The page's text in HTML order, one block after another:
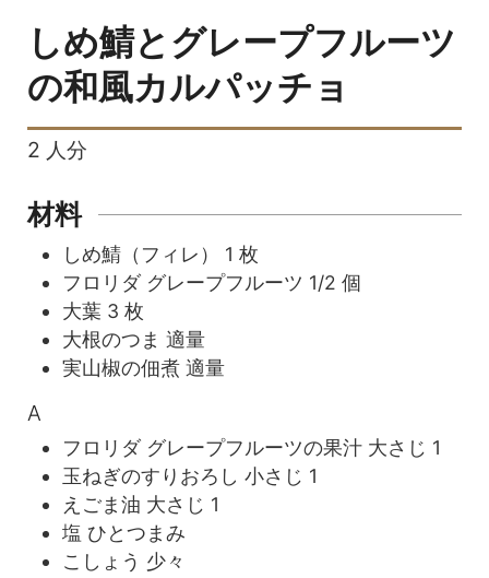
しめ鯖とグレープフルーツ
の和風カルパッチョ
2 人分
材料
しめ鯖（フィレ） 1 枚
フロリダ グレープフルーツ 1/2 個
大葉 3 枚
大根のつま 適量
実山椒の佃煮 適量
A
フロリダ グレープフルーツの果汁 大さじ 1
玉ねぎのすりおろし 小さじ 1
えごま油 大さじ 1
塩 ひとつまみ
こしょう 少々